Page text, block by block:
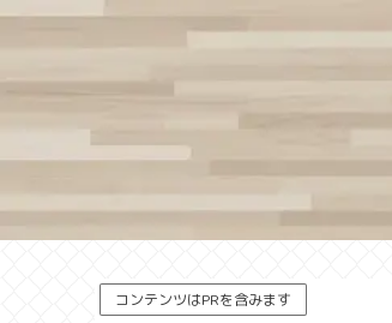
コンテンツはPRを含みます